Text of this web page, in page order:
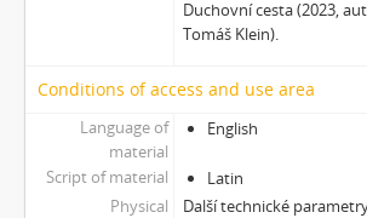
[Subseries] Shores of the Same Sea
[Subseries] Noro, přijde k tobě
[Subseries] Už se držím
[Subseries]
[Subseries] And You Know What
Duchovní cesta (2023,
Tomáš Klein).
Conditions of access and use area
Language of
material
English
Script of material
Latin
Physical
Další technické